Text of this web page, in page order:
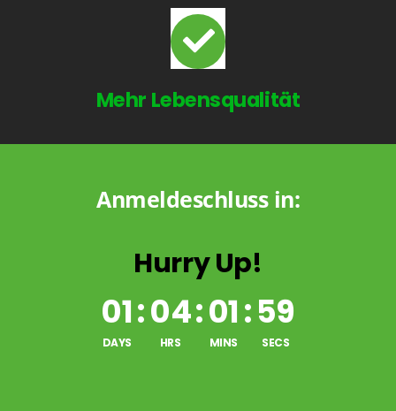
Mehr Lebensqualität
Anmeldeschluss in:
Hurry Up!
01
DAYS
:04
HRS
:01
MINS
:59
SECS